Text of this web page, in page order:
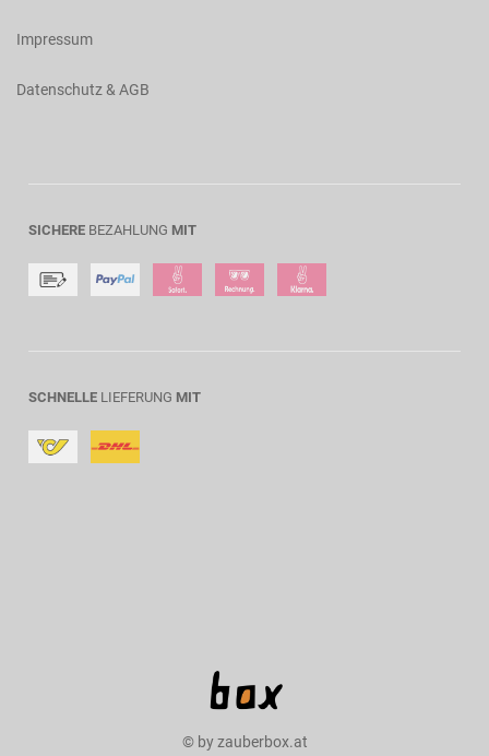
Impressum
Datenschutz & AGB
SICHERE BEZAHLUNG MIT
SCHNELLE LIEFERUNG MIT
© by zauberbox.at